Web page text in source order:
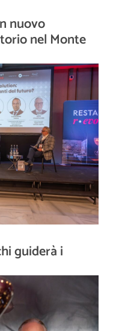
nuovo
nel Monte
guiderà i